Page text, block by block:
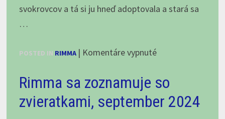
Čo
kúpe
nepovedia,
časť
svokrovcov a tá si ju hneď adoptovala a stará sa
…
POSTED IN RIMMA | Komentáre vypnuténa
4
mesiace
Rimma sa zoznamuje so
zvieratkami, september 2024